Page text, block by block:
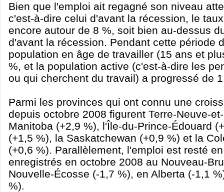
Bien que l'emploi ait regagné son niveau
c'est-à-dire celui d'avant la récession, le
encore autour de 8 %, soit bien au-dessus
d'avant la récession. Pendant cette période
population en âge de travailler (15 ans et
%, et la population active (c'est-à-dire les
ou qui cherchent du travail) a progressé de
Parmi les provinces qui ont connu une
depuis octobre 2008 figurent Terre-Neuve-
Manitoba (+2,9 %), l'Île-du-Prince-Édouard
(+1,5 %), la Saskatchewan (+0,9 %) et la
(+0,6 %). Parallèlement, l'emploi est resté
enregistrés en octobre 2008 au Nouveau-
Nouvelle-Écosse (-1,7 %), en Alberta (-1,1
%).